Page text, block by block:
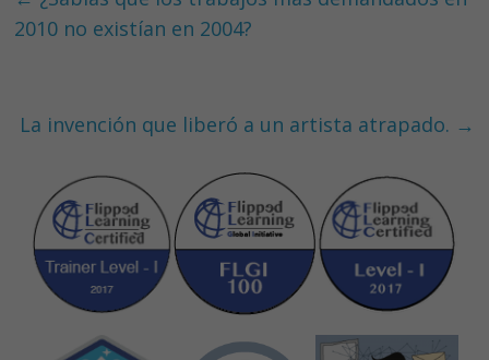
o dI A
2010 no existían en 2004?
La invención que liberó a un artista atrapado. →